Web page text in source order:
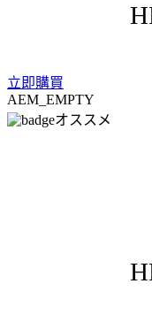
立即購買
AEM_EMPTY
オススメ